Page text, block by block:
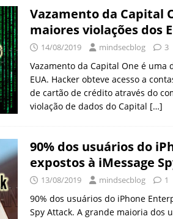
Vazamento da Capital
maiores violações dos
14/08/2019 mindsecblog 3
Vazamento da Capital One é uma
EUA. Hacker obteve acesso a
de cartão de crédito através do
violação de dados do Capital […]
90% dos usuários do
expostos à iMessage
13/08/2019 mindsecblog 1
90% dos usuários do iPhone
Spy Attack. A grande maioria dos